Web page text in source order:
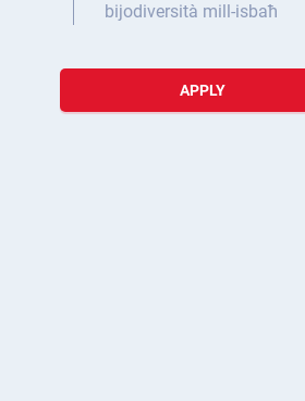
bijodiversità mill-isbaħ
APPLY